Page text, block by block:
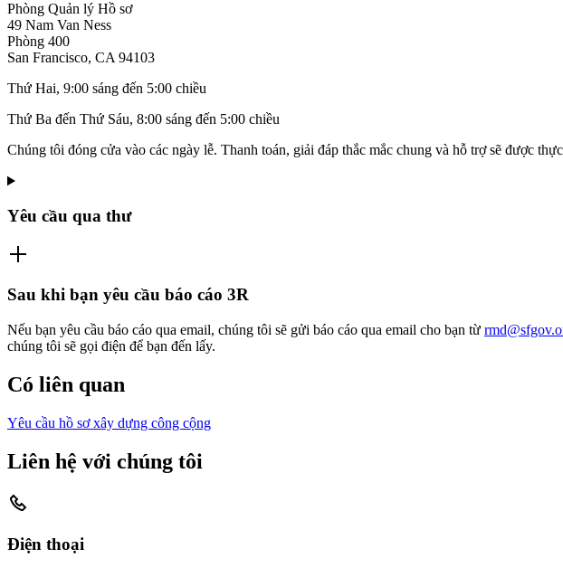
Phòng Quản lý Hồ sơ
49 Nam Van Ness
Phòng 400
San Francisco, CA 94103
Thứ Hai, 9:00 sáng đến 5:00 chiều
Thứ Ba đến Thứ Sáu, 8:00 sáng đến 5:00 chiều
Chúng tôi đóng cửa vào các ngày lễ. Thanh toán, giải đáp thắc mắc chung và hỗ trợ sẽ được
Yêu cầu qua thư
Sau khi bạn yêu cầu báo cáo 3R
Nếu bạn yêu cầu báo cáo qua email, chúng tôi sẽ gửi báo cáo qua email cho bạn từ
chúng tôi sẽ gọi điện để bạn đến lấy.
Có liên quan
Yêu cầu hồ sơ xây dựng công cộng
Liên hệ với chúng tôi
Điện thoại